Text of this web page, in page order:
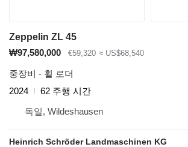
Zeppelin ZL 45
₩97,580,000
€59,320 ≈ US$68,540
중장비 - 휠 로더
2024
62 주행 시간
독일, Wildeshausen
Heinrich Schröder Landmaschinen KG